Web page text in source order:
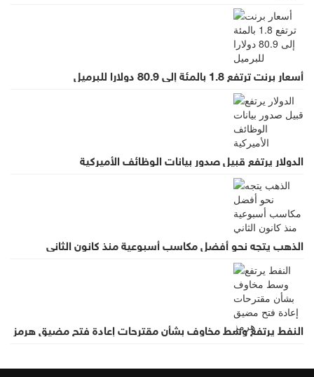
أسعار برنت ترتفع 1.8 بالمئة إلى 80.9 دولارا للبرميل
الدولار يرتفع قبيل صدور بيانات الوظائف الأميركية
الذهب يتجه نحو أفضل مكاسب أسبوعية منذ كانون الثاني
النفط يرتفع وسط مخاوف بشأن مقترحات إعادة فتح مضيق هرمز